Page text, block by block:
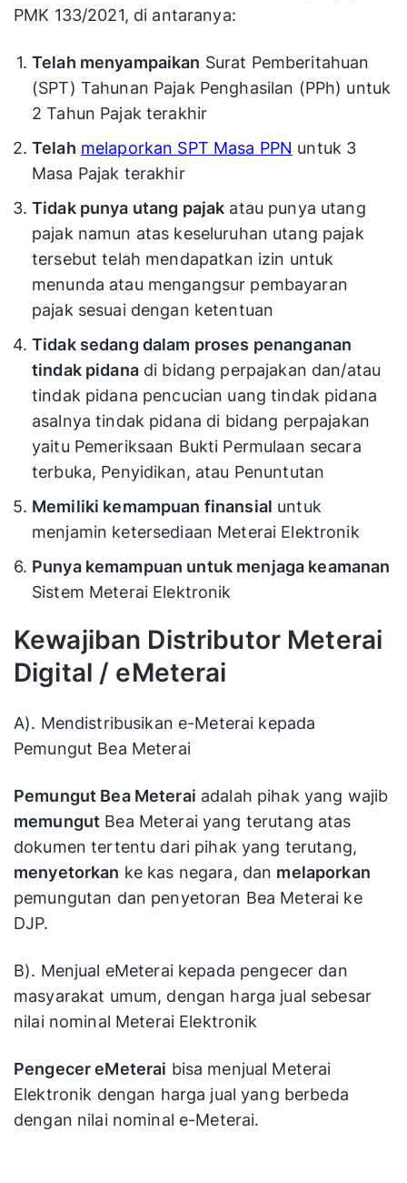
PMK 133/2021, di antaranya:
Telah menyampaikan Surat Pemberitahuan
(SPT) Tahunan Pajak Penghasilan (PPh) untuk
2 Tahun Pajak terakhir
Telah melaporkan SPT Masa PPN untuk 3
Masa Pajak terakhir
Tidak punya utang pajak atau punya utang
pajak namun atas keseluruhan utang pajak
tersebut telah mendapatkan izin untuk
menunda atau mengangsur pembayaran
pajak sesuai dengan ketentuan
Tidak sedang dalam proses penanganan
tindak pidanadi bidang perpajakan dan/atau
tindak pidana pencucian uang tindak pidana
asalnya tindak pidana di bidang perpajakan
yaitu Pemeriksaan Bukti Permulaan secara
terbuka, Penyidikan, atau Penuntutan
Memiliki kemampuan finansial untuk
menjamin ketersediaan Meterai Elektronik
Punya kemampuan untuk menjaga keamanan
Sistem Meterai Elektronik
Kewajiban Distributor Meterai
Digital / eMeterai
A). Mendistribusikan e-Meterai kepada
Pemungut Bea Meterai
Pemungut Bea Meterai adalah pihak yang wajib
memungut Bea Meterai yang terutang atas
dokumen tertentu dari pihak yang terutang,
menyetorkan ke kas negara, dan melaporkan
pemungutan dan penyetoran Bea Meterai ke
DJP.
B). Menjual eMeterai kepada pengecer dan
masyarakat umum, dengan harga jual sebesar
nilai nominal Meterai Elektronik
Pengecer eMeterai bisa menjual Meterai
Elektronik dengan harga jual yang berbeda
dengan nilai nominal e-Meterai.